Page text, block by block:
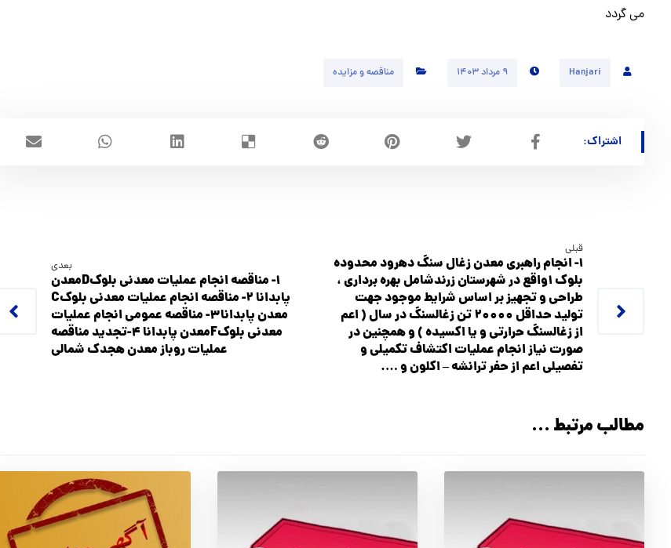
می گردد
Hanjari ۹ مرداد ۱۴۰۳ مناقصه و مزایده
قبلی
۱- انجام راهبری معدن زغال سنگ دهرود محدوده
بلوك ۱واقع در شهرستان زرندشامل بهره برداري ،
طراحی و تجهیز بر اساس شرايط موجود جهت
تولید حداقل ۲۰۰۰۰ تن زغال­سنگ در سال ( اعم
از زغالسنگ حرارتی و یا اکسیده ) و همچنين در
صورت نياز انجام عملیات اکتشاف تکمیلی و
تفصیلی اعم از حفر ترانشه – اکلون و ….
بعدی
1- مناقصه انجام عملیات معدنی بلوکDمعدن
پابدانا 2- مناقصه انجام عملیات معدنی بلوکC
معدن پابدانا3- مناقصه عمومی انجام عملیات
معدنی بلوکFمعدن پابدانا 4-تجديد مناقصه
عمليات روباز معدن هجدك شمالي
مطالب مرتبط ...